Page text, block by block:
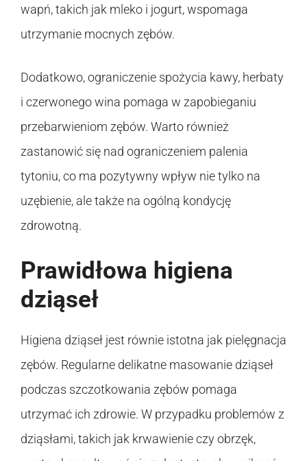
wapń, takich jak mleko i jogurt, wspomaga
utrzymanie mocnych zębów.
Dodatkowo, ograniczenie spożycia kawy, herbaty
i czerwonego wina pomaga w zapobieganiu
przebarwieniom zębów. Warto również
zastanowić się nad ograniczeniem palenia
tytoniu, co ma pozytywny wpływ nie tylko na
uzębienie, ale także na ogólną kondycję
zdrowotną.
Prawidłowa higiena
dziąseł
Higiena dziąseł jest równie istotna jak pielęgnacja
zębów. Regularne delikatne masowanie dziąseł
podczas szczotkowania zębów pomaga
utrzymać ich zdrowie. W przypadku problemów z
dziąsłami, takich jak krwawienie czy obrzęk,